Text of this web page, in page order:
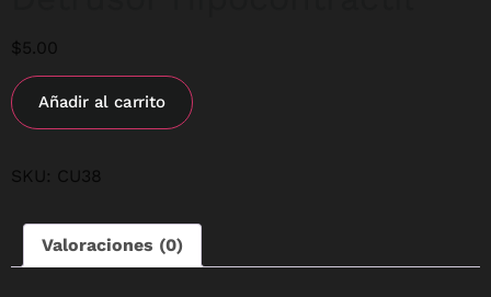
$5.00
Añadir al carrito
SKU: CU38
Valoraciones (0)